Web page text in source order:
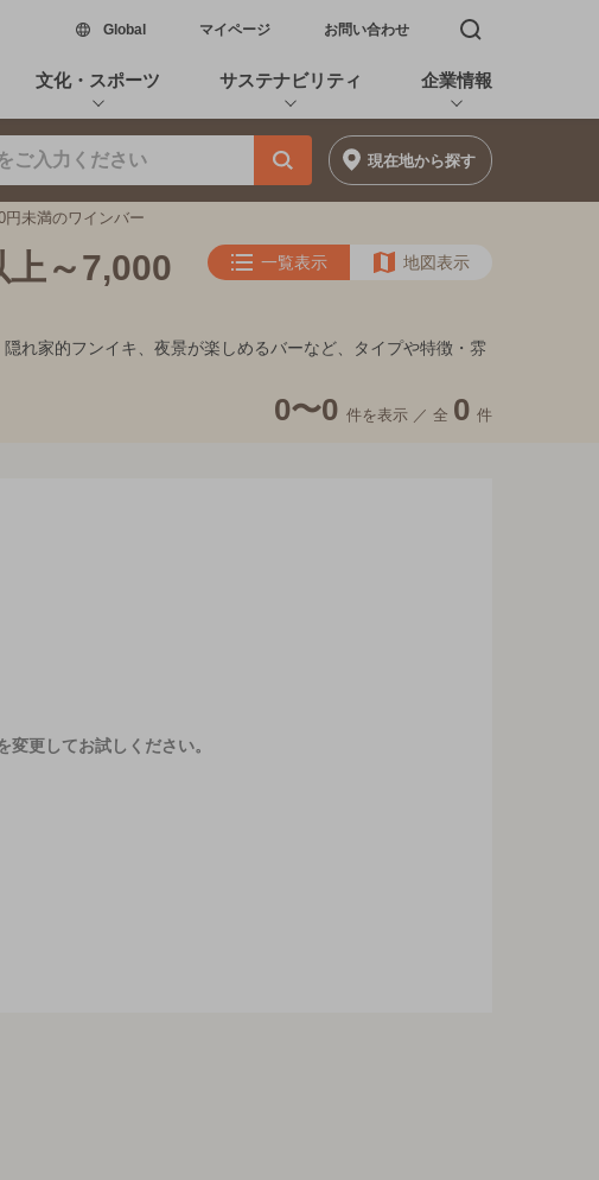
Global新しいウィンドウで開く
マイページ お問い合わせ 検索窓を開く
文化・スポーツ サステナビリティ 企業情報
現在地から探す
未満のワインバー
～7,000
一覧表示 地図表示
れ家的フンイキ、夜景が楽しめるバーなど、タイプや特徴・雰
0〜0 件を表示 ／ 全 0 件
変更してお試しください。